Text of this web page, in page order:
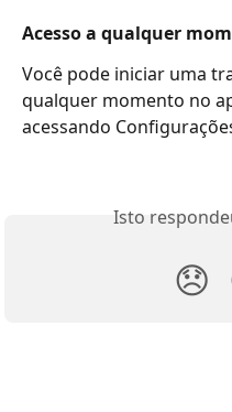
Acesso a qualquer
Você pode iniciar uma
qualquer momento no
acessando
Isto
😞